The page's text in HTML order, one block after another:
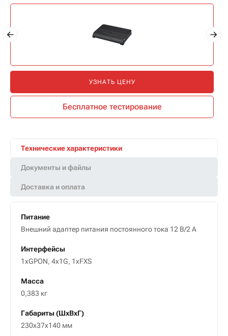
УЗНАТЬ ЦЕНУ
Бесплатное тестирование
Технические характеристики
Документы и файлы
Доставка и оплата
Питание
Внешний адаптер питания постоянного тока 12 B/2 А
Интерфейсы
1хGPON, 4х1G, 1хFXS
Масса
0,383 кг
Габариты (ШxВxГ)
230x37x140 мм